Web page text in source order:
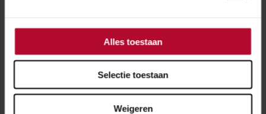
Alles toestaan
Selectie toestaan
Weigeren
Gemeente Renkum